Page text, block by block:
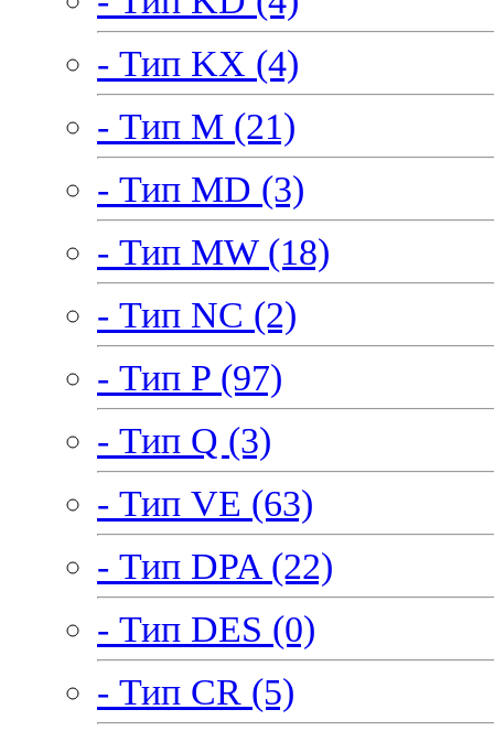
- Тип KX (4)
- Тип M (21)
- Тип MD (3)
- Тип MW (18)
- Тип NC (2)
- Тип P (97)
- Тип Q (3)
- Тип VE (63)
- Тип DPA (22)
- Тип DES (0)
- Тип CR (5)